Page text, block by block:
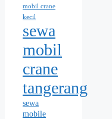
mobil crane
kecil
sewa
mobil
crane
tangerang
sewa
mobile